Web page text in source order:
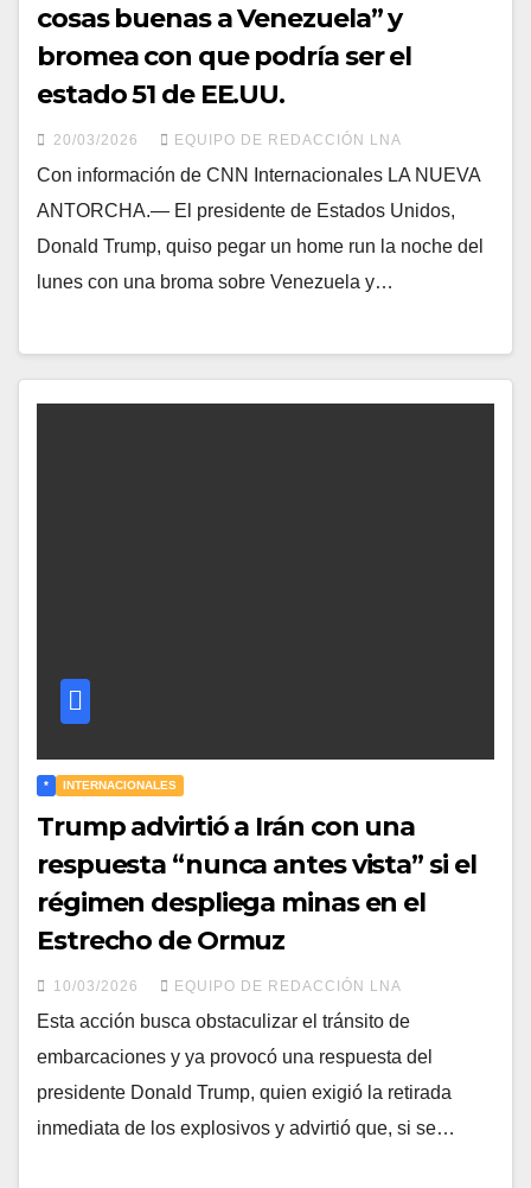
cosas buenas a Venezuela” y
bromea con que podría ser el
estado 51 de EE.UU.
20/03/2026 EQUIPO DE REDACCIÓN LNA
Con información de CNN Internacionales LA NUEVA
ANTORCHA.— El presidente de Estados Unidos,
Donald Trump, quiso pegar un home run la noche del
lunes con una broma sobre Venezuela y…
* INTERNACIONALES
Trump advirtió a Irán con una
respuesta “nunca antes vista” si el
régimen despliega minas en el
Estrecho de Ormuz
10/03/2026 EQUIPO DE REDACCIÓN LNA
Esta acción busca obstaculizar el tránsito de
embarcaciones y ya provocó una respuesta del
presidente Donald Trump, quien exigió la retirada
inmediata de los explosivos y advirtió que, si se…